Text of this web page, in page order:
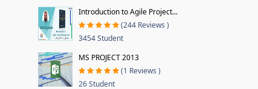
Introduction to Agile Project...
(244 Reviews )
3454 Student
MS PROJECT 2013
(1 Reviews )
26 Student